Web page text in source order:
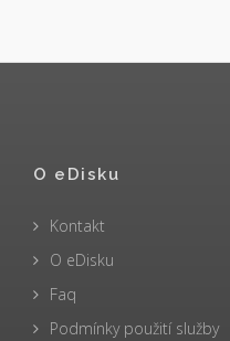
O eDisku
Kontakt
O eDisku
Faq
Podmínky použití služby